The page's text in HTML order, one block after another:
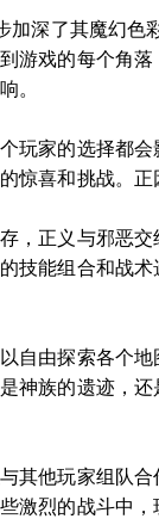
加深了其魔幻
游戏的每个角
。
玩家的选择都
惊喜和挑战。
，正义与邪恶
技能组合和战
自由探索各个
神族的遗迹，
其他玩家组队
激烈的战斗中